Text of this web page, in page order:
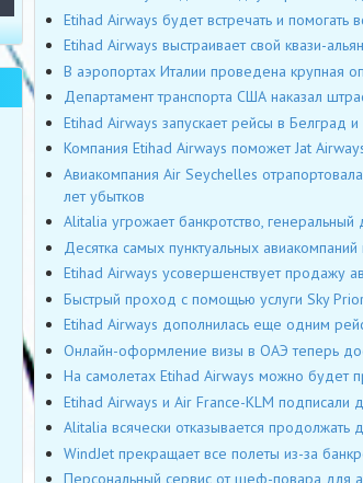
Etihad Airways будет встречать и
Etihad Airways выстраивает свой квази-
В аэропортах Италии проведена крупная
Департамент транспорта США наказал
Etihad Airways запускает рейсы в Белград и
Компания Etihad Airways поможет Jat
Авиакомпания Air Seychelles
лет убытков
Alitalia угрожает банкротство, генеральный
Десятка самых пунктуальных
Etihad Airways усовершенствует продажу
Быстрый проход с помощью услуги Sky
Etihad Airways дополнилась еще одним
Онлайн-оформление визы в ОАЭ теперь
На самолетах Etihad Airways можно будет
Etihad Airways и Air France-KLM подписали
Alitalia всячески отказывается
WindJet прекращает все полеты из-за
Персональный сервис от шеф-повара для